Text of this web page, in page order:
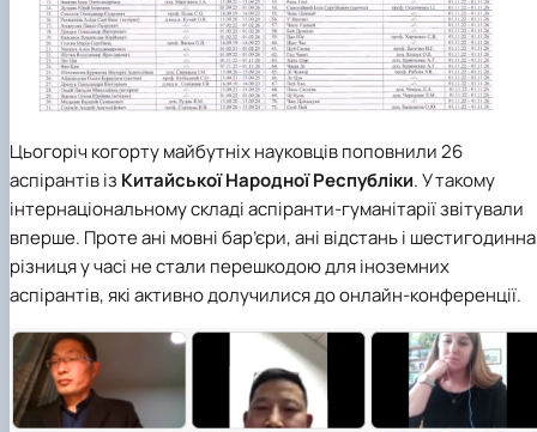
Цьогоріч когорту майбутніх науковців поповнили 26
аспірантів із Китайської Народної Республіки. У такому
інтернаціональному складі аспіранти-гуманітарії звітували
вперше. Проте ані мовні бар’єри, ані відстань і шестигодинна
різниця у часі не стали перешкодою для іноземних
аспірантів, які активно долучилися до онлайн-конференції.